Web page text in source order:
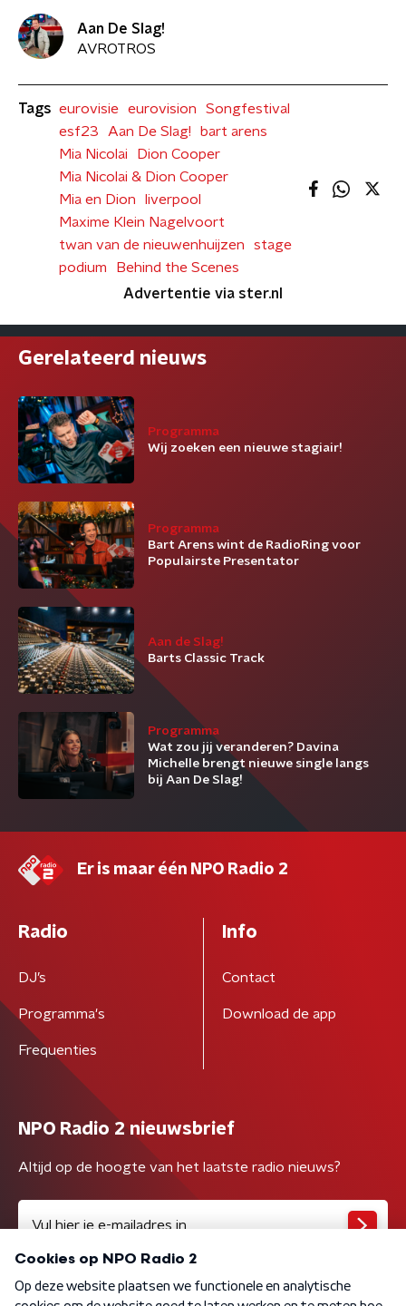
Aan De Slag!
AVROTROS
Tags eurovisie eurovision
Songfestival
esf23
Aan De Slag!
bart arens
Mia Nicolai
Dion Cooper
Mia Nicolai & Dion Cooper
Mia en Dion
liverpool
Maxime Klein Nagelvoort
twan van de nieuwenhuijzen
stage
podium
Behind the Scenes
Advertentie via ster.nl
Gerelateerd nieuws
Programma
Wij zoeken een nieuwe stagiair!
Programma
Bart Arens wint de RadioRing voor
Populairste Presentator
Aan de Slag!
Barts Classic Track
Programma
Wat zou jij veranderen? Davina
Michelle brengt nieuwe single langs
bij Aan De Slag!
Er is maar één NPO Radio 2
Radio
DJ’s
Programma's
Frequenties
Info
Contact
Download de app
NPO Radio 2 nieuwsbrief
Altijd op de hoogte van het laatste radio nieuws?